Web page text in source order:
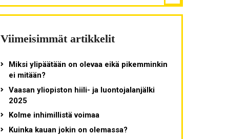
Viimeisimmät artikkelit
Miksi ylipäätään on olevaa eikä pikemminkin
ei mitään?
Vaasan yliopiston hiili- ja luontojalanjälki
2025
Kolme inhimillistä voimaa
Kuinka kauan jokin on olemassa?